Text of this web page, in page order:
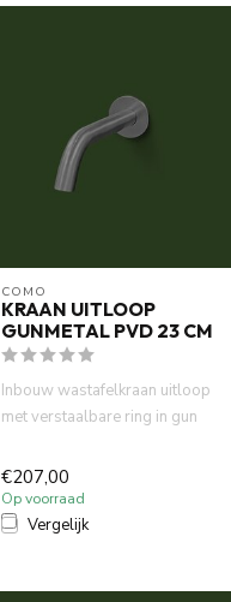
COMO
KRAAN UITLOOP
GUNMETAL PVD 23 CM
Inbouw wastafelkraan uitloop
met verstaalbare ring in gun
€207,00
Op voorraad
Vergelijk